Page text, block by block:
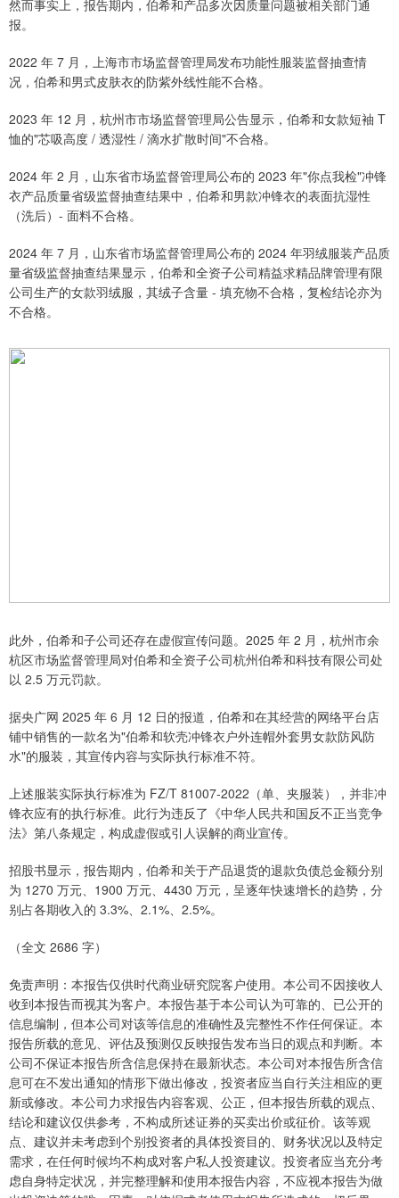
然而事实上，报告期内，伯希和产品多次因质量问题被相关部门通
报。
2022 年 7 月，上海市市场监督管理局发布功能性服装监督抽查情
况，伯希和男式皮肤衣的防紫外线性能不合格。
2023 年 12 月，杭州市市场监督管理局公告显示，伯希和女款短袖 T
恤的"芯吸高度 / 透湿性 / 滴水扩散时间"不合格。
2024 年 2 月，山东省市场监督管理局公布的 2023 年"你点我检"冲锋
衣产品质量省级监督抽查结果中，伯希和男款冲锋衣的表面抗湿性
（洗后）- 面料不合格。
2024 年 7 月，山东省市场监督管理局公布的 2024 年羽绒服装产品质
量省级监督抽查结果显示，伯希和全资子公司精益求精品牌管理有限
公司生产的女款羽绒服，其绒子含量 - 填充物不合格，复检结论亦为
不合格。
此外，伯希和子公司还存在虚假宣传问题。2025 年 2 月，杭州市余
杭区市场监督管理局对伯希和全资子公司杭州伯希和科技有限公司处
以 2.5 万元罚款。
据央广网 2025 年 6 月 12 日的报道，伯希和在其经营的网络平台店
铺中销售的一款名为"伯希和软壳冲锋衣户外连帽外套男女款防风防
水"的服装，其宣传内容与实际执行标准不符。
上述服装实际执行标准为 FZ/T 81007-2022（单、夹服装），并非冲
锋衣应有的执行标准。此行为违反了《中华人民共和国反不正当竞争
法》第八条规定，构成虚假或引人误解的商业宣传。
招股书显示，报告期内，伯希和关于产品退货的退款负债总金额分别
为 1270 万元、1900 万元、4430 万元，呈逐年快速增长的趋势，分
别占各期收入的 3.3%、2.1%、2.5%。
（全文 2686 字）
免责声明：本报告仅供时代商业研究院客户使用。本公司不因接收人
收到本报告而视其为客户。本报告基于本公司认为可靠的、已公开的
信息编制，但本公司对该等信息的准确性及完整性不作任何保证。本
报告所载的意见、评估及预测仅反映报告发布当日的观点和判断。本
公司不保证本报告所含信息保持在最新状态。本公司对本报告所含信
息可在不发出通知的情形下做出修改，投资者应当自行关注相应的更
新或修改。本公司力求报告内容客观、公正，但本报告所载的观点、
结论和建议仅供参考，不构成所述证券的买卖出价或征价。该等观
点、建议并未考虑到个别投资者的具体投资目的、财务状况以及特定
需求，在任何时候均不构成对客户私人投资建议。投资者应当充分考
虑自身特定状况，并完整理解和使用本报告内容，不应视本报告为做